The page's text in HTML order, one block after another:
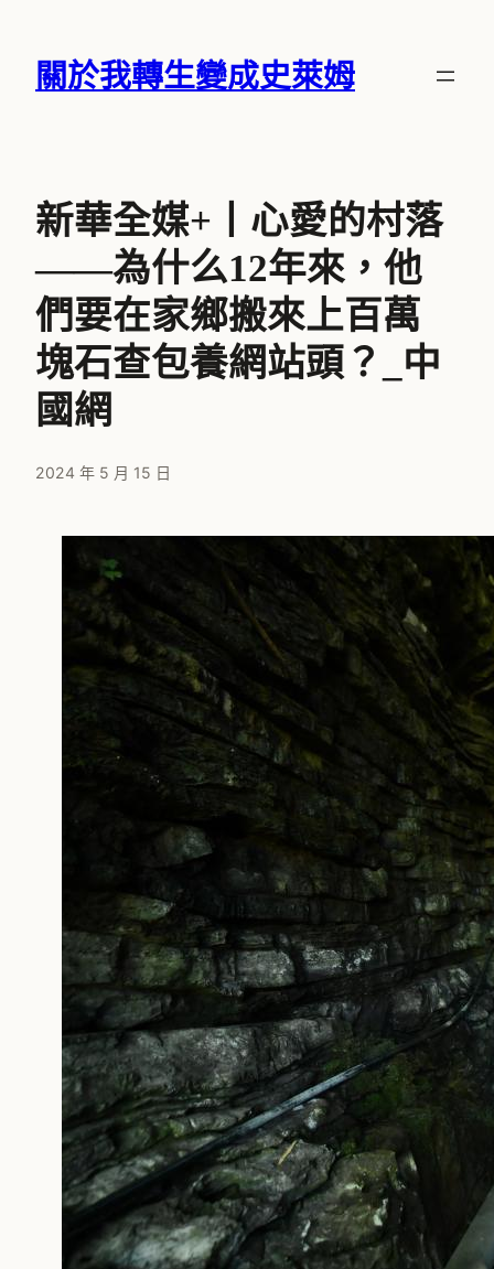
關於我轉生變成史萊姆
新華全媒+丨心愛的村落
——為什么12年來，他
們要在家鄉搬來上百萬
塊石查包養網站頭？_中
國網
2024 年 5 月 15 日